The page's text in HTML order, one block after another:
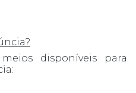
disponíveis para